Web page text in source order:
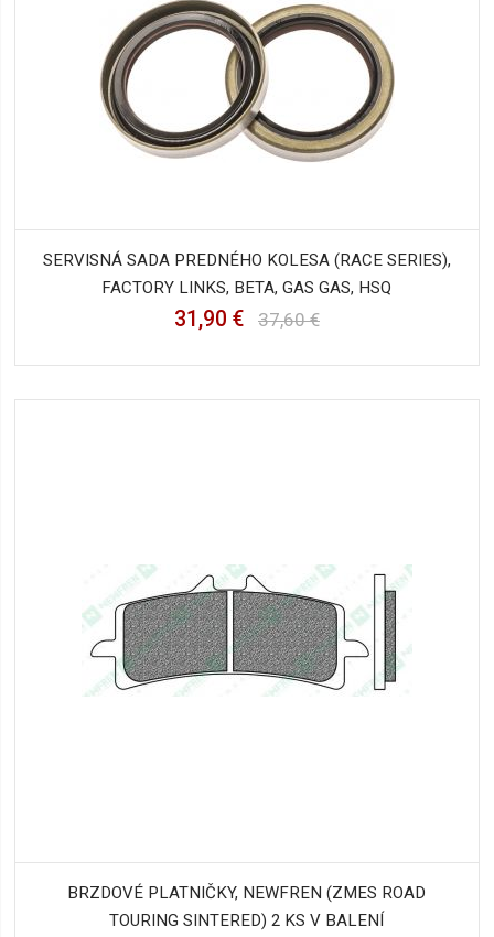
SERVISNÁ SADA PREDNÉHO KOLESA (RACE SERIES),
FACTORY LINKS, BETA, GAS GAS, HSQ
31,90 € 37,60 €
BRZDOVÉ PLATNIČKY, NEWFREN (ZMES ROAD
TOURING SINTERED) 2 KS V BALENÍ